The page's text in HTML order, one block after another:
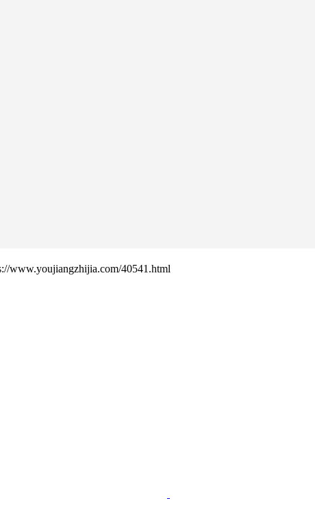
www.youjiangzhijia.com/40541.html